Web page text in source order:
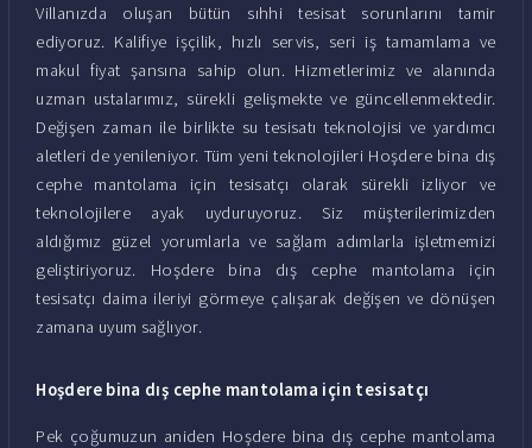
Villanızda oluşan bütün sıhhi tesisat sorunlarını tamir
ediyoruz. Kalifiye işçilik, hızlı servis, seri iş tamamlama ve
makul fiyat şansına sahip olun. Hizmetlerimiz ve alanında
uzman ustalarımız, sürekli gelişmekte ve güncellenmektedir.
Değişen zaman ile birlikte su tesisatı teknolojisi ve yardımcı
aletleri de yenileniyor. Tüm yeni teknolojileri Hoşdere bina dış
cephe mantolama için tesisatçı olarak sürekli izliyor ve
teknolojilere ayak uyduruyoruz. Siz müşterilerimizden
aldığımız güzel yorumlarla ve sağlam adımlarla işletmemizi
geliştiriyoruz. Hoşdere bina dış cephe mantolama için
tesisatçı daima ileriyi görmeye çalışarak değişen ve dönüşen
zamana uyum sağlıyor.
Hoşdere bina dış cephe mantolama için tesisatçı
Pek çoğumuzun aniden Hoşdere bina dış cephe mantolama